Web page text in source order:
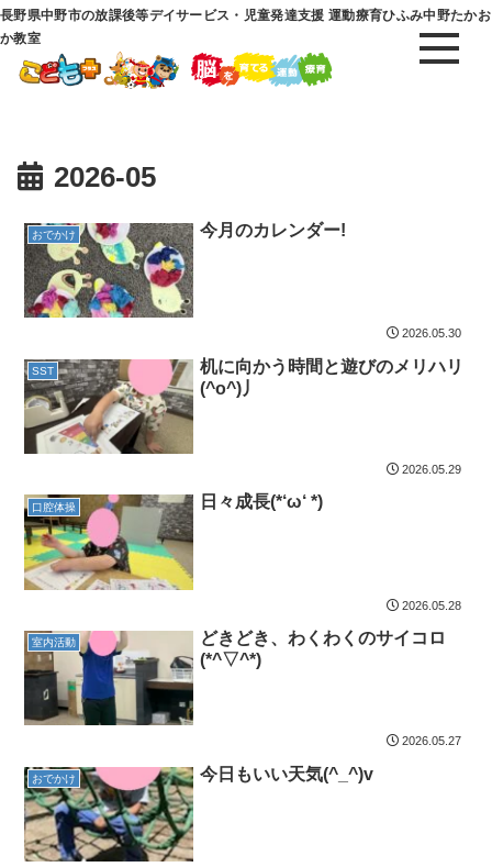
長野県中野市の放課後等デイサービス・児童発達支援 運動療育ひふみ中野たかお
か教室
2026-05
おでかけ 今月のカレンダー!
2026.05.30
SST
机に向かう時間と遊びのメリハリ
(^o^)丿
2026.05.29
口腔体操 日々成長(*‘ω‘ *)
2026.05.28
室内活動
どきどき、わくわくのサイコロ
(*^▽^*)
2026.05.27
おでかけ 今日もいい天気(^_^)v